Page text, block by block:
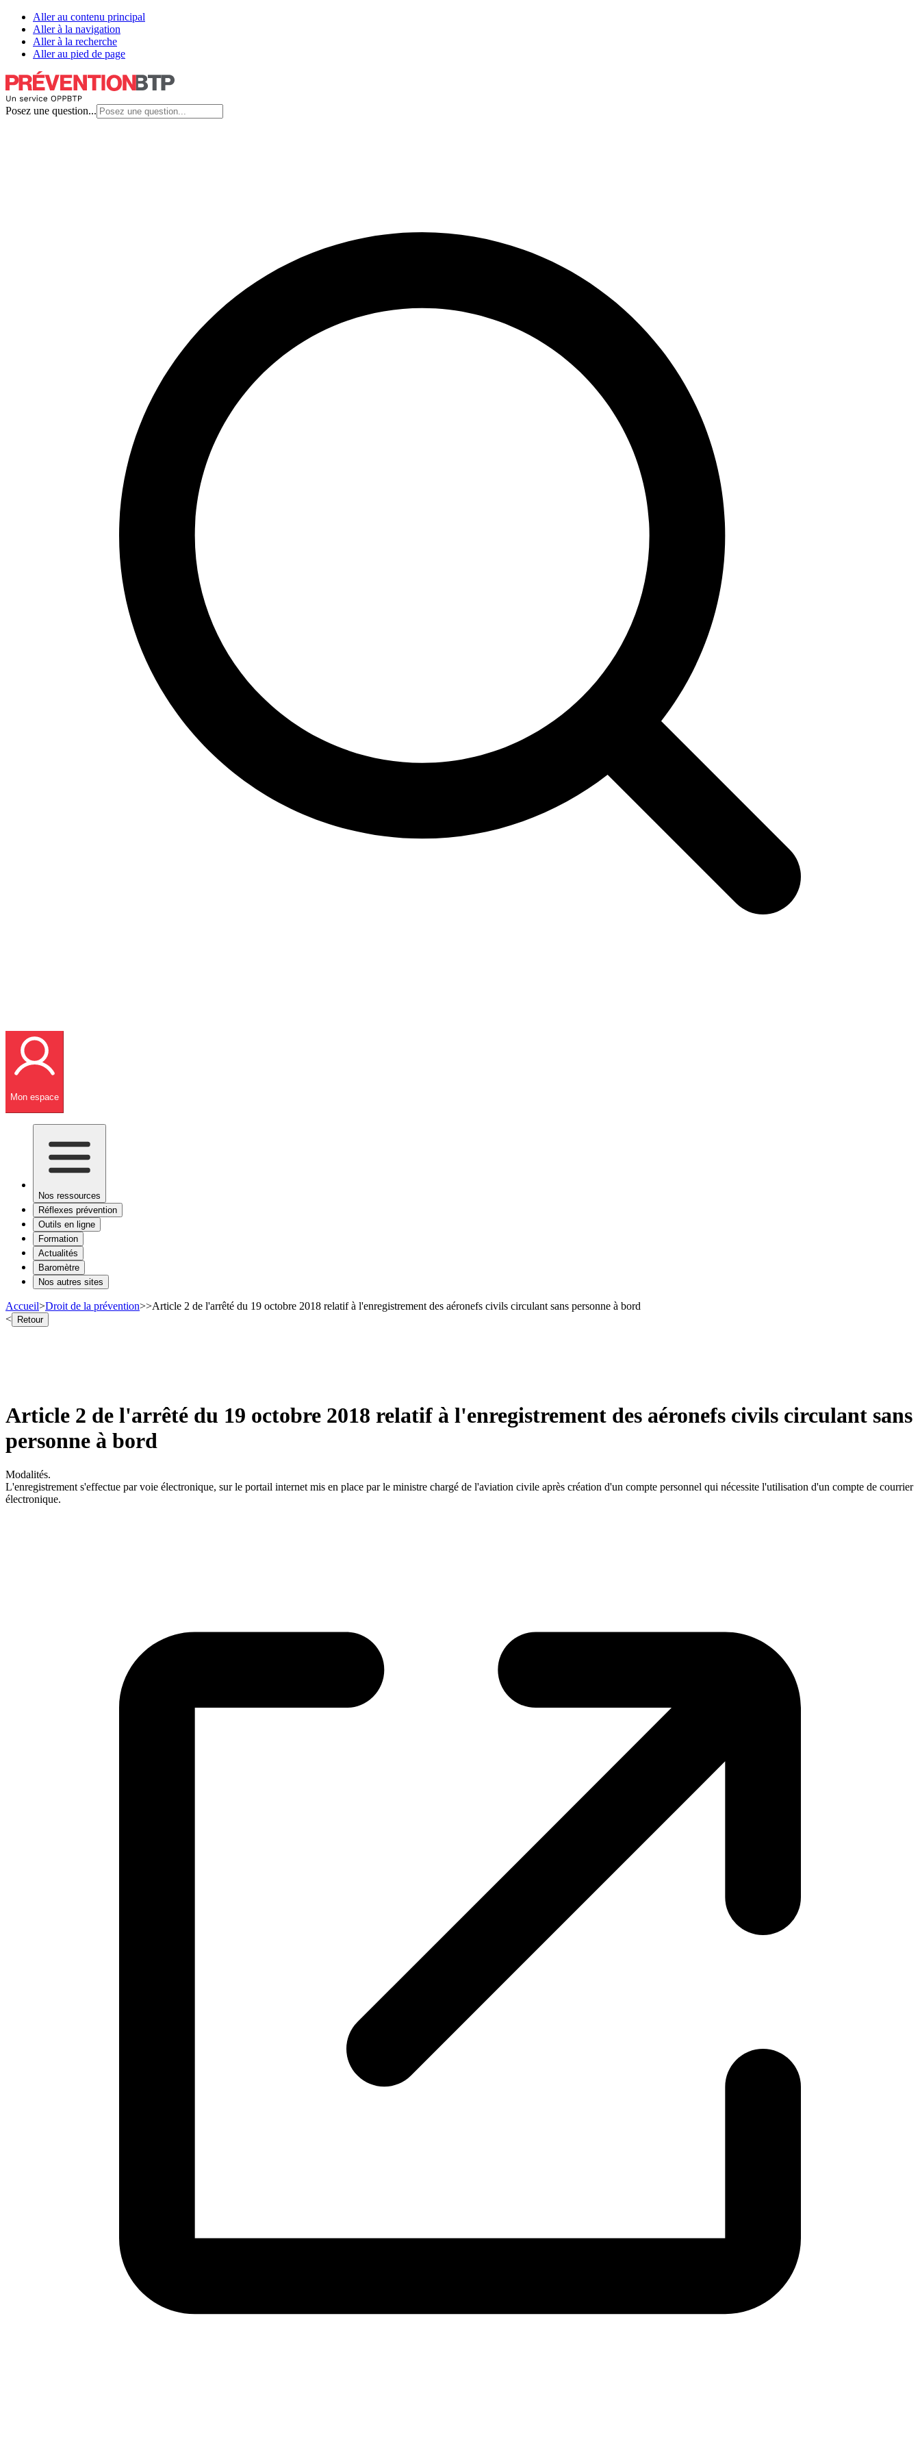
Aller au contenu principal
Aller à la navigation
Aller à la recherche
Aller au pied de page
Posez une question...
Mon espace
Nos ressources
Réflexes prévention
Outils en ligne
Formation
Actualités
Baromètre
Nos autres sites
Accueil>Droit de la prévention>>Article 2 de l'arrêté du 19 octobre 2018 relatif à l'enregistrement des aéronefs civils circulant sans personne à bord
< Retour
Article 2 de l'arrêté du 19 octobre 2018 relatif à l'enregistrement des aéronefs civils circulant sans
personne à bord
Modalités.
L'enregistrement s'effectue par voie électronique, sur le portail internet mis en place par le ministre chargé de l'aviation civile après création d'un compte personnel qui nécessite l'utilisation d'un compte de courrier
électronique.